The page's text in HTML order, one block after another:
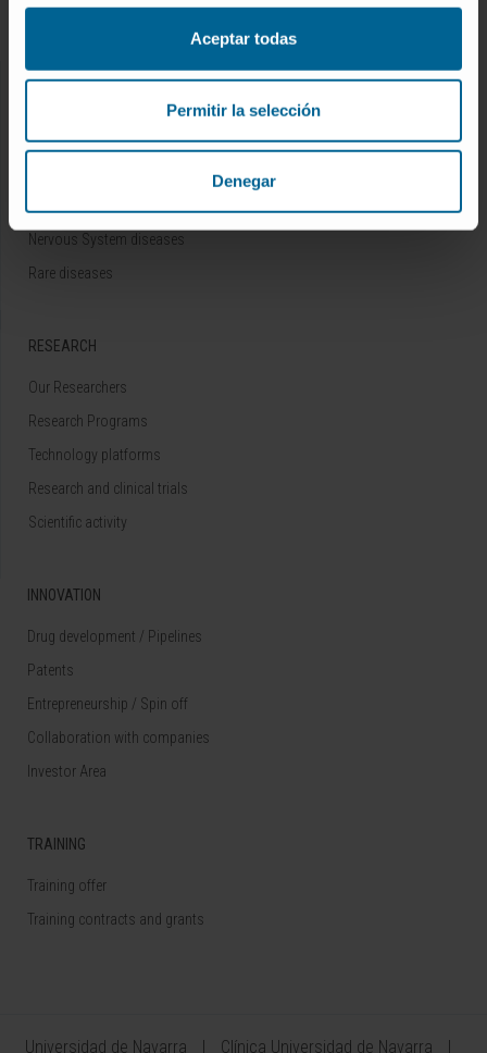
Aceptar todas
Permitir la selección
Denegar
Cancer
Nervous System diseases
Rare diseases
RESEARCH
Our Researchers
Research Programs
Technology platforms
Research and clinical trials
Scientific activity
INNOVATION
Drug development / Pipelines
Patents
Entrepreneurship / Spin off
Collaboration with companies
Investor Area
TRAINING
Training offer
Training contracts and grants
Universidad de Navarra Clínica Universidad de Navarra